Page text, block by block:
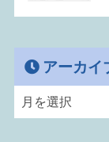
アーカイ